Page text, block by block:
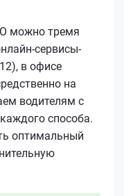
можно тремя
сервисы-
в офисе
на
водителям с
способа.
оптимальный